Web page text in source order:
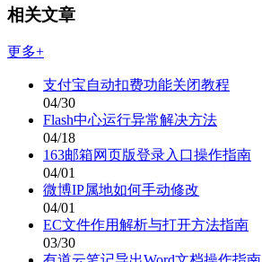
相关文章
更多+
支付宝自动扣费功能关闭教程
04/30
Flash中心运行异常解决方法
04/18
163邮箱网页版登录入口操作指南
04/01
微博IP属地如何手动修改
04/01
EC文件作用解析与打开方法指南
03/30